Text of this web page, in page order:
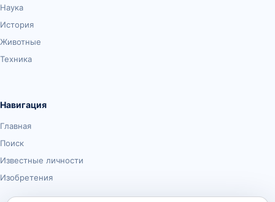
Наука
История
Животные
Техника
Навигация
Главная
Поиск
Известные личности
Изобретения